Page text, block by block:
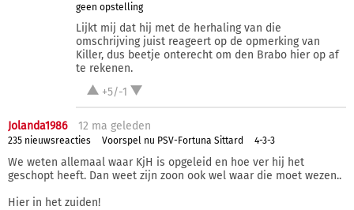
geen opstelling
Lijkt mij dat hij met de herhaling van die
omschrijving juist reageert op de opmerking van
Killer, dus beetje onterecht om den Brabo hier op af
te rekenen.
+5/-1
Jolanda1986 12 ma geleden
235 nieuwsreacties Voorspel nu PSV-Fortuna Sittard 4-3-3
We weten allemaal waar KjH is opgeleid en hoe ver hij het
geschopt heeft. Dan weet zijn zoon ook wel waar die moet wezen..
Hier in het zuiden!